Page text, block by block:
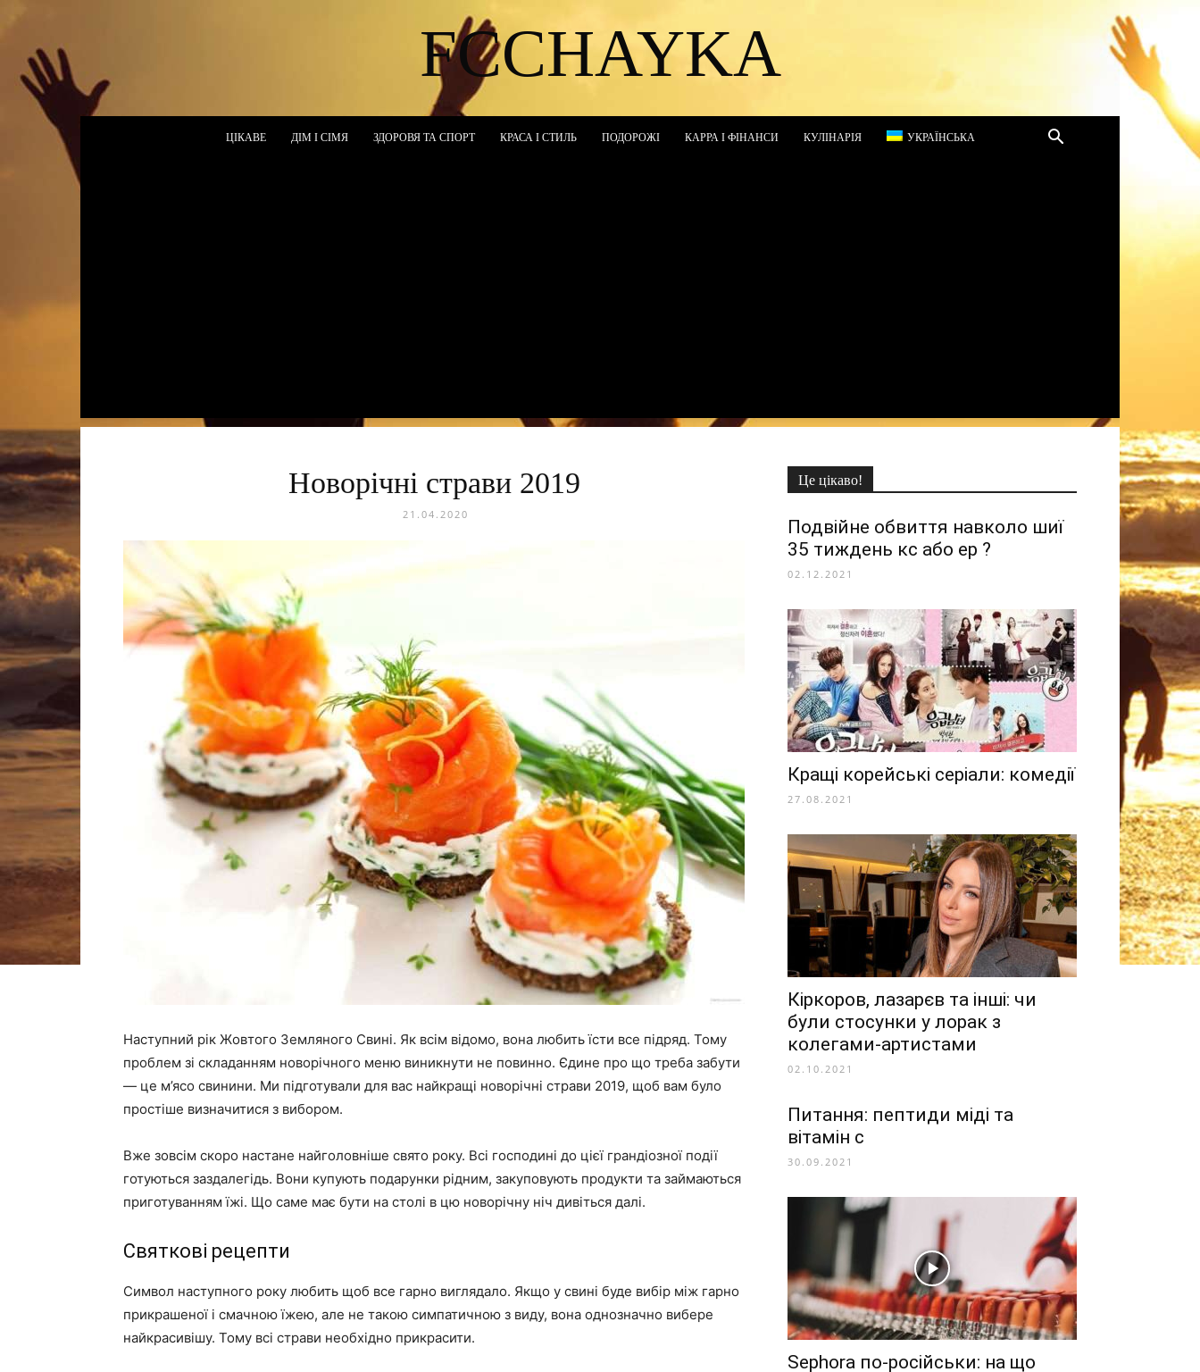
FCCHAYKA
ЦІКАВЕ ДІМ І СІМЯ ЗДОРОВЯ ТА СПОРТ КРАСА І СТИЛЬ ПОДОРОЖІ КАРРА І ФІНАНСИ КУЛІНАРІЯ УКРАЇНСЬКА
Новорічні страви 2019
21.04.2020
Наступний рік Жовтого Земляного Свині. Як всім відомо, вона любить їсти все підряд. Тому
проблем зі складанням новорічного меню виникнути не повинно. Єдине про що треба забути
— це м’ясо свинини. Ми підготували для вас найкращі новорічні страви 2019, щоб вам було
простіше визначитися з вибором.
Вже зовсім скоро настане найголовніше свято року. Всі господині до цієї грандіозної події
готуються заздалегідь. Вони купують подарунки рідним, закуповують продукти та займаються
приготуванням їжі. Що саме має бути на столі в цю новорічну ніч дивіться далі.
Святкові рецепти
Символ наступного року любить щоб все гарно виглядало. Якщо у свині буде вибір між гарно
прикрашеної і смачною їжею, але не такою симпатичною з виду, вона однозначно вибере
найкрасивішу. Тому всі страви необхідно прикрасити.
Це цікаво!
Подвійне обвиття навколо шиї
35 тиждень кс або ер ?
02.12.2021
Кращі корейські серіали: комедії
27.08.2021
Кіркоров, лазарєв та інші: чи
були стосунки у лорак з
колегами-артистами
02.10.2021
Питання: пептиди міді та
вітамін с
30.09.2021
Sephora по-російськи: на що